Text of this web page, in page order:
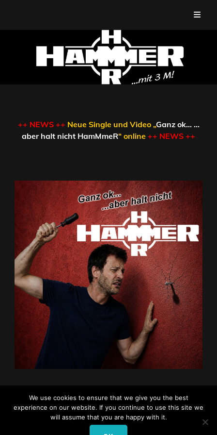
HAMMMER
++ NEWS ++ Neue Single und Video „Ganz ok… …
aber halt nicht HamMmeR“ online ++ NEWS ++
We use cookies to ensure that we give you the best
experience on our website. If you continue to use this site we
will assume that you are happy with it.